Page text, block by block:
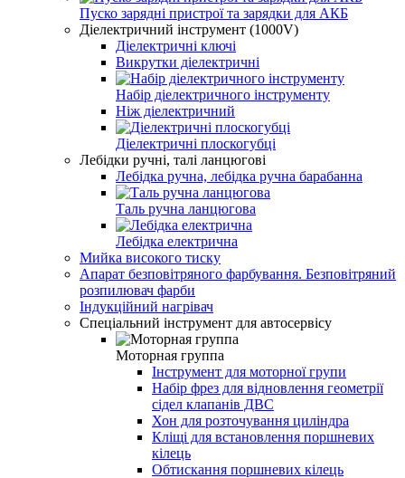
Пуско зарядні пристрої та зарядки для АКБ
Діелектричний інструмент (1000V)
Діелектричні ключі
Викрутки діелектричні
Набір діелектричного інструменту
Ніж діелектричний
Діелектричні плоскогубці
Лебідки ручні, талі ланцюгові
Лебідка ручна, лебідка ручна барабанна
Таль ручна ланцюгова
Лебідка електрична
Мийка високого тиску
Апарат безповітряного фарбування. Безповітряний
розпилювач фарби
Індукційний нагрівач
Спеціальний інструмент для автосервісу
Моторная группа
Інструмент для моторної групи
Набір фрез для відновлення геометрії
сідел клапанів ДВС
Хон для розточування циліндра
Кліщі для встановлення поршневих
кілець
Обтискання поршневих кілець